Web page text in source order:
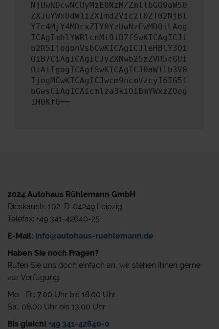
NjUwNDcwNCUyMzE0NzM/ZmllbGQ9aW50
ZXJuYWxOdW1iZXImd2Vic2l0ZT02NjBl
YTc4MjY4MDcxZTY0YzUwNzEwMDQiLAog
ICAgImhlYWRlcnMiOiB7fSwKICAgICJi
b2R5IjogbnVsbCwKICAgICJleHBlY3Qi
OiB7CiAgICAgICJyZXNwb25zZVR5cGUi
OiAiIgogICAgfSwKICAgICJ0aW1lb3V0
IjogMCwKICAgICJwcm9ncmVzcyI6IG51
bGwsCiAgICAicmlza3kiOiBmYWxzZQog
IH0KfQ==
2024 Autohaus Rühlemann GmbH
Dieskaustr. 102, D-04249 Leipzig
Telefax: +49 341-42640-25
E-Mail: info@autohaus-ruehlemann.de
Haben Sie noch Fragen?
Rufen Sie uns doch einfach an, wir stehen Ihnen gerne
zur Verfügung.
Mo.- Fr.: 7.00 Uhr bis 18.00 Uhr
Sa.: 08.00 Uhr bis 13.00 Uhr
Bis gleich! +49 341-42640-0